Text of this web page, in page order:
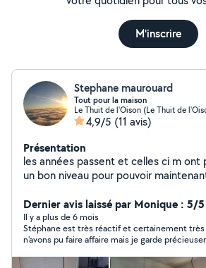
M'inscrire
Stephane maurouard
Tout pour la maison
Le Thuit de l'Oison (Le Thuit de
4,9/5 (11 avis)
Présentation
les années passent et celles ci m ont
un bon niveau pour pouvoir
également divers prestations isolation, placo,papier
peint, peinture, parquet, revêtement
,petite maçonnerie ,jardin Je possède également un
utilitaire Homme toutes mains, je vous propose mes
services.
Dernier avis laissé par Monique : 5/5
Il y a plus de 6 mois
Stéphane est très réactif et certainement
n'avons pu faire affaire mais je garde